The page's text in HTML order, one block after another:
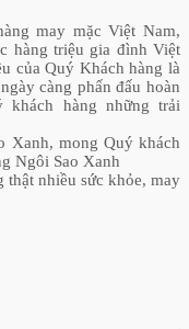
may mặc Việt Nam,
hàng triệu gia đình Việt
của Quý Khách hàng là
càng phấn đấu hoàn
khách hàng những trải
Xanh, mong Quý khách
Ngôi Sao Xanh
nhiều sức khỏe, may